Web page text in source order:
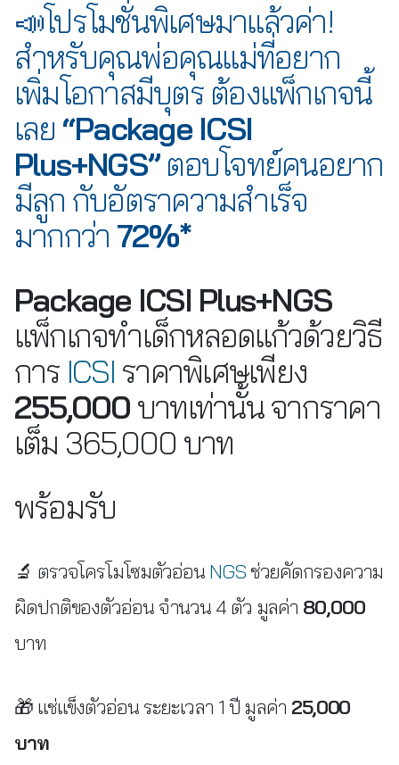
📣โปรโมชั่นพิเศษมาแล้วค่า!
สำหรับคุณพ่อคุณแม่ที่อยาก
เพิ่มโอกาสมีบุตร ต้องแพ็กเกจนี้
เลย “Package ICSI
Plus+NGS”ตอบโจทย์คนอยาก
มีลูก กับอัตราความสำเร็จ
มากกว่า 72%*
Package ICSI Plus+NGS
แพ็กเกจทำเด็กหลอดแก้วด้วยวิธี
การ ICSI ราคาพิเศษเพียง
255,000 บาทเท่านั้น จากราคา
เต็ม 365,000 บาท
พร้อมรับ
🔬 ตรวจโครโมโซมตัวอ่อน NGSช่วยคัดกรองความ
ผิดปกติของตัวอ่อน จำนวน 4 ตัว มูลค่า 80,000
บาท
🎁 แช่แข็งตัวอ่อน ระยะเวลา 1 ปี มูลค่า 25,000
บาท